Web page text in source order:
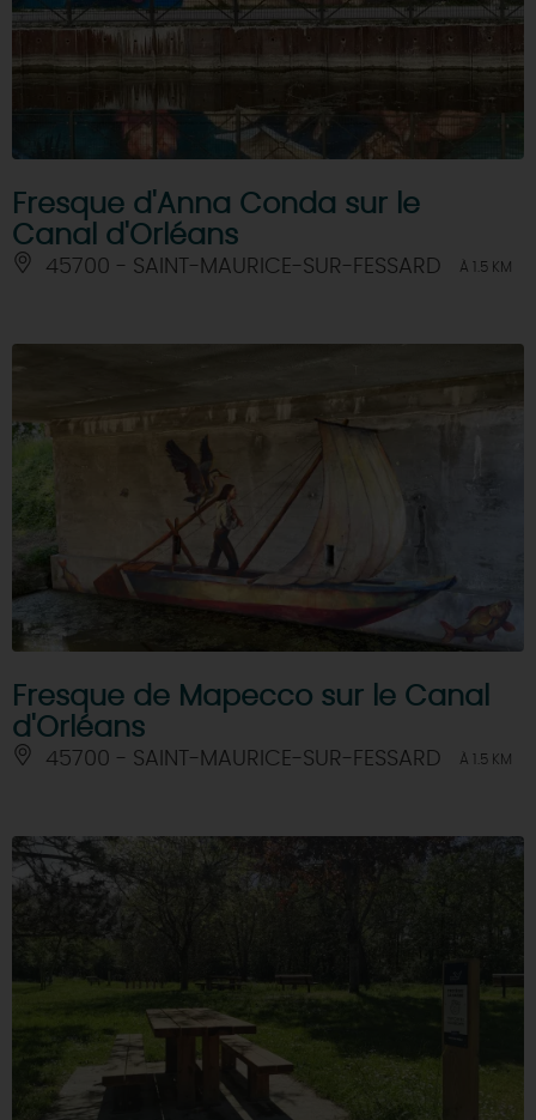
Fresque d'Anna Conda sur le
Canal d'Orléans
45700 - SAINT-MAURICE-SUR-FESSARD À 1.5 KM
Fresque de Mapecco sur le Canal
d'Orléans
45700 - SAINT-MAURICE-SUR-FESSARD À 1.5 KM